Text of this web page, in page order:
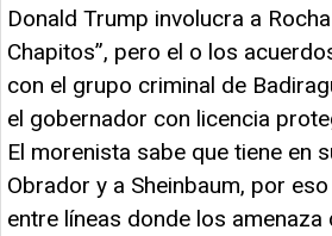
Donald Trump involucra a
Chapitos”, pero el o los
con el grupo criminal de
el gobernador con licencia
El morenista sabe que tiene en
Obrador y a Sheinbaum, por
entre líneas donde los amenaza